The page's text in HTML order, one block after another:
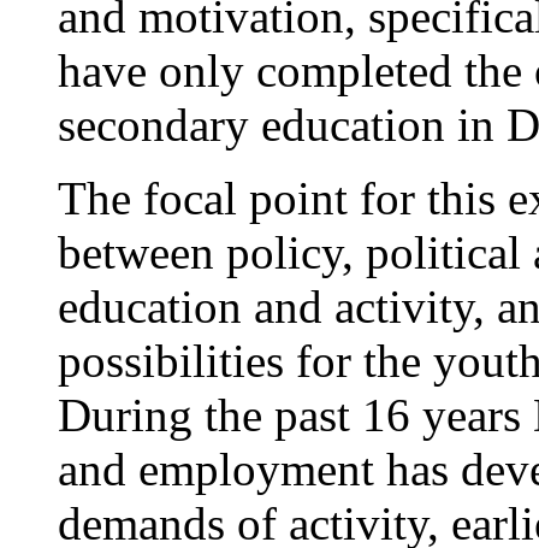
and motivation,
have only completed
secondary education in
The focal point for this
between policy, political
education and activity,
possibilities for the
During the past 16
and employment has
demands of activity,